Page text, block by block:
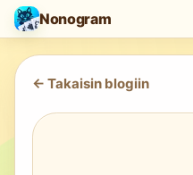
Nonogram
<- Takaisin blogiin